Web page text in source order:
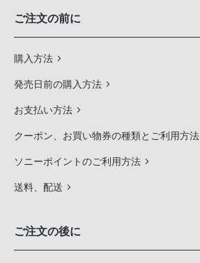
ご注文の前に
購入方法
発売日前の購入方法
お支払い方法
クーポン、お買い物券の種類とご利用方法
ソニーポイントのご利用方法
送料、配送
ご注文の後に